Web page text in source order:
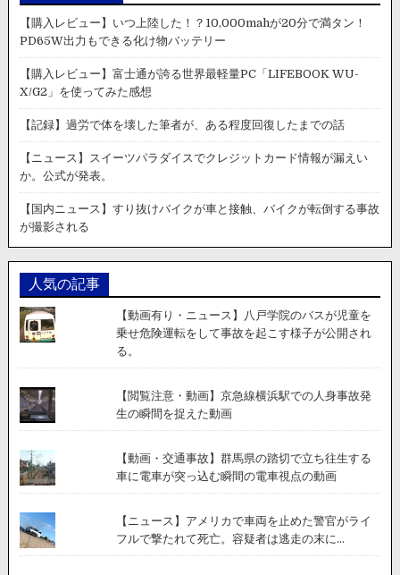
【購入レビュー】いつ上陸した！？10,000mahが20分で満タン！
PD65W出力もできる化け物バッテリー
【購入レビュー】富士通が誇る世界最軽量PC「LIFEBOOK WU-
X/G2」を使ってみた感想
【記録】過労で体を壊した筆者が、ある程度回復したまでの話
【ニュース】スイーツパラダイスでクレジットカード情報が漏えい
か。公式が発表。
【国内ニュース】すり抜けバイクが車と接触、バイクが転倒する事故
が撮影される
人気の記事
【動画有り・ニュース】八戸学院のバスが児童を
乗せ危険運転をして事故を起こす様子が公開され
る。
【閲覧注意・動画】京急線横浜駅での人身事故発
生の瞬間を捉えた動画
【動画・交通事故】群馬県の踏切で立ち往生する
車に電車が突っ込む瞬間の電車視点の動画
【ニュース】アメリカで車両を止めた警官がライ
フルで撃たれて死亡。容疑者は逃走の末に...